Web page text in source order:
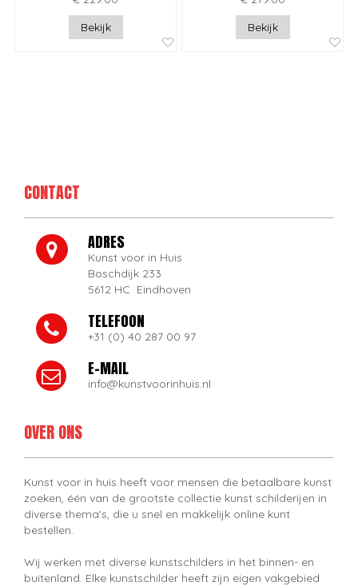
Bekijk
Bekijk
CONTACT
ADRES
Kunst voor in Huis
Boschdijk 233
5612 HC Eindhoven
TELEFOON
+31 (0) 40 287 00 97
E-MAIL
info@kunstvoorinhuis.nl
OVER ONS
Kunst voor in huis heeft voor mensen die betaalbare kunst
zoeken, één van de grootste collectie kunst schilderijen in
diverse thema's, die u snel en makkelijk online kunt
bestellen.
Wij werken met diverse kunstschilders in het binnen- en
buitenland. Elke kunstschilder heeft zijn eigen vakgebied